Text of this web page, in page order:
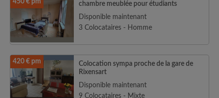
450 € pm
chambre meublée pour étudiants
Disponible maintenant
3 Colocataires - Homme
420 € pm
Colocation sympa proche de la gare de
Rixensart
Disponible maintenant
9 Colocataires - Mixte